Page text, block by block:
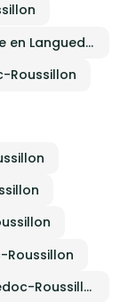
Idée repas traiteur pour le 31 décembre en Languedoc-Roussillon
Roussillon
Roussillon
Buffet libanais événementiel en Languedoc-Roussillon